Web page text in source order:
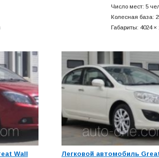
Число мест: 5
Колесная база:
Габариты: 4024 ×
Wall
Легковой автомобиль